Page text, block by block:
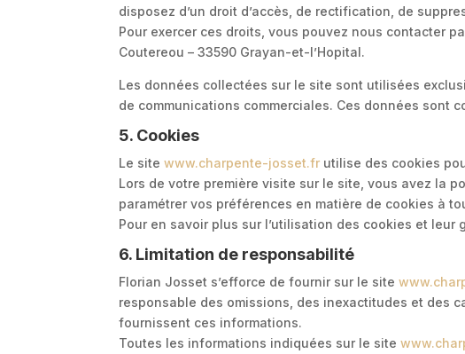
disposez d’un droit d’accès, de rectification, de
Pour exercer ces droits, vous pouvez nous contacter
Coutereou – 33590 Grayan-et-l’Hopital.
Les données collectées sur le site sont utilisées
de communications commerciales. Ces données sont
5. Cookies
Le sitewww.charpente-josset.fr utilise des cookies
Lors de votre première visite sur le site, vous avez la
paramétrer vos préférences en matière de cookies à
Pour en savoir plus sur l’utilisation des cookies et
6. Limitation de responsabilité
Florian Josset s’efforce de fournir sur le site
responsable des omissions, des inexactitudes et des
fournissent ces informations.
Toutes les informations indiquées sur le site